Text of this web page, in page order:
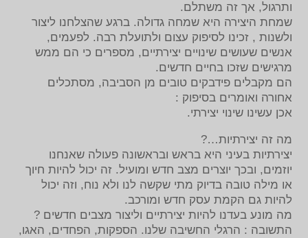
ותרגול, אך זה משתלם.
שמחת היצירה היא שמחה גדולה. ברגע שהצלחנו ליצור
ולשנות , זכינו לסיפוק עצום ולתועלת רבה. לפעמים,
אנשים שעושים שינויים יצירתיים, מספרים כי הם ממש
מרגישים שזכו בחיים חדשים.
הם מקבלים פידבקים טובים מן הסביבה, מסתכלים
אחורה ואומרים בסיפוק :
אכן עשינו שינוי יצירתי.
מה זה יצירתיות…?
יצירתיות בעיני היא בראש ובראשונה פעולה שאנחנו
יוזמים, ובכך יוצרים מצב חדש ומועיל. זה יכול להיות חיוך
או מילה טובה בדיוק מתי שקשה לנו ולא נוח, וזה יכול
להיות גם הקמת עסק חדש ומורכב.
מה מונע בעדנו להיות יצירתיים וליצור מצבים חדשים ?
התשובה : הרגלי החשיבה שלנו. הספקות, הפחדים, האגו,